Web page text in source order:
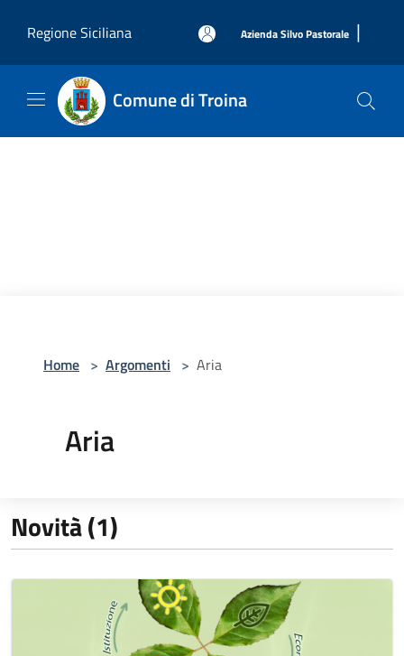
Regione Siciliana
Azienda Silvo Pastorale |
Comune di Troina
Home > Argomenti > Aria
Aria
Novità (1)